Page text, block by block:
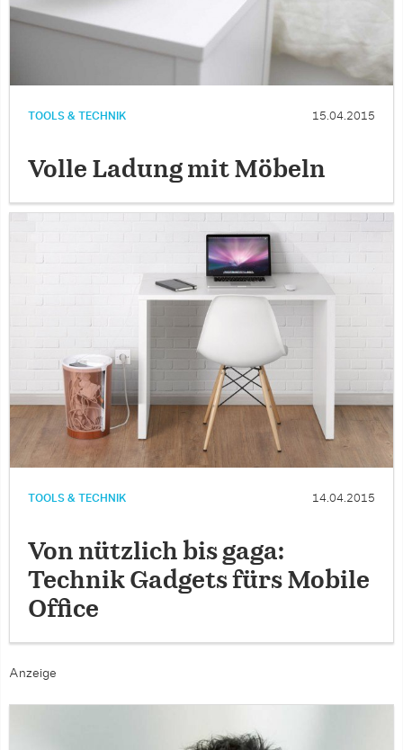
TOOLS & TECHNIK 15.04.2015
Volle Ladung mit Möbeln
TOOLS & TECHNIK 14.04.2015
Von nützlich bis gaga:
Technik Gadgets fürs Mobile
Office
Anzeige